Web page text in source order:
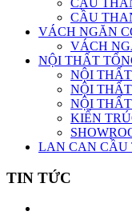
CẦU
VÁCH NGĂN
VÁCH
NỘI THẤT
NỘI
NỘI
NỘI
KIẾN
LAN CAN CẦU
TIN TỨC